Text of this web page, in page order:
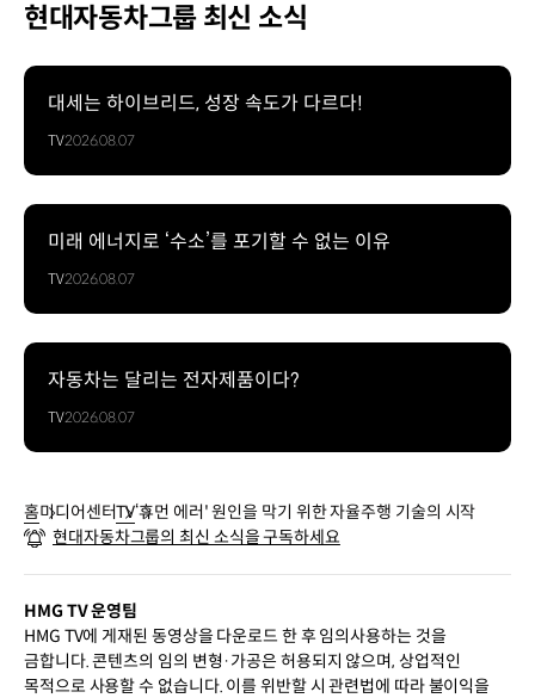
현대자동차그룹 최신 소식
대세는 하이브리드, 성장 속도가 다르다!
TV2026.08.07
미래 에너지로 ‘수소’를 포기할 수 없는 이유
TV2026.08.07
자동차는 달리는 전자제품이다?
TV2026.08.07
홈미디어센터TV‘휴먼 에러' 원인을 막기 위한 자율주행 기술의 시작
현대자동차그룹의 최신 소식을 구독하세요
HMG TV 운영팀
HMG TV에 게재된 동영상을 다운로드 한 후 임의사용하는 것을
금합니다. 콘텐츠의 임의 변형·가공은 허용되지 않으며, 상업적인
목적으로 사용할 수 없습니다. 이를 위반할 시 관련법에 따라 불이익을